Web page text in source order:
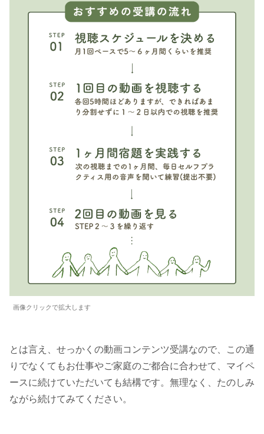
画像クリックで拡大します
とは言え、せっかくの動画コンテンツ受講なので、この通
りでなくてもお仕事やご家庭のご都合に合わせて、マイペ
ースに続けていただいても結構です。無理なく、たのしみ
ながら続けてみてください。